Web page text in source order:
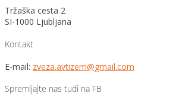
Tržaška cesta 2
SI-1000 Ljubljana
Kontakt
E-mail: zveza.avtizem@gmail.com
Spremljajte nas tudi na FB